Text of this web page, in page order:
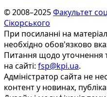
© 2008–2025Факультет
Сікорського
При посиланні на
необхідно обов'язково
Питання щодо уточнення
на сайті: fsp@kpi.ua.
Адміністратор сайта не
контент у новинах,